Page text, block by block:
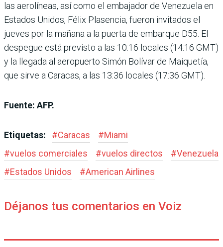
las aerolíneas, así como el embajador de Venezuela en
Estados Unidos, Félix Plasencia, fueron invitados el
jueves por la mañana a la puerta de embarque D55. El
despegue está previsto a las 10:16 locales (14:16 GMT)
y la llegada al aeropuerto Simón Bolívar de Maiquetía,
que sirve a Caracas, a las 13:36 locales (17:36 GMT).
Fuente: AFP.
Etiquetas: #Caracas #Miami
#vuelos comerciales #vuelos directos #Venezuela
#Estados Unidos #American Airlines
Déjanos tus comentarios en Voiz